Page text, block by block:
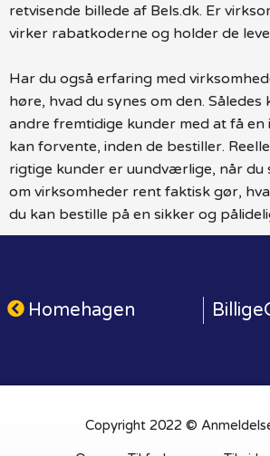
retvisende billede af Bels.dk. Er
virker rabatkoderne og holder de
Har du også erfaring med
høre, hvad du synes om den.
andre fremtidige kunder med at få en
kan forvente, inden de bestiller.
rigtige kunder er uundværlige, når du
om virksomheder rent faktisk gør,
du kan bestille på en sikker og
Homehagen
Copyright 2022 ©